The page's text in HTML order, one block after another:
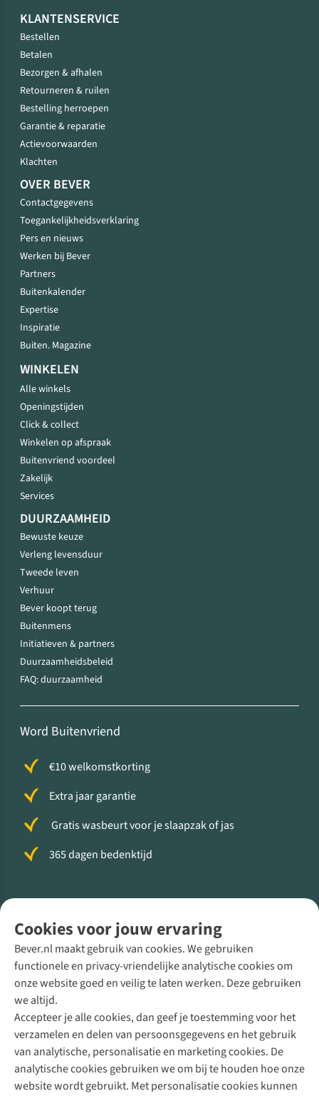
Cookies voor jouw ervaring
Bever.nl maakt gebruik van cookies. We gebruiken
functionele en privacy-vriendelijke analytische cookies om
onze website goed en veilig te laten werken. Deze gebruiken
we altijd.
Accepteer je alle cookies, dan geef je toestemming voor het
verzamelen en delen van persoonsgegevens en het gebruik
van analytische, personalisatie en marketing cookies. De
analytische cookies gebruiken we om bij te houden hoe onze
website wordt gebruikt. Met personalisatie cookies kunnen
KLANTENSERVICE
Bestellen
Betalen
Bezorgen & afhalen
Retourneren & ruilen
Bestelling herroepen
Garantie & reparatie
Actievoorwaarden
Klachten
OVER BEVER
Contactgegevens
Toegankelijkheidsverklaring
Pers en nieuws
Werken bij Bever
Partners
Buitenkalender
Expertise
Inspiratie
Buiten. Magazine
WINKELEN
Alle winkels
Openingstijden
Click & collect
Winkelen op afspraak
Buitenvriend voordeel
Zakelijk
Services
DUURZAAMHEID
Bewuste keuze
Verleng levensduur
Tweede leven
Verhuur
Bever koopt terug
Buitenmens
Initiatieven & partners
Duurzaamheidsbeleid
FAQ: duurzaamheid
Word Buitenvriend
€10 welkomstkorting
Extra jaar garantie
Gratis wasbeurt voor je slaapzak of jas
365 dagen bedenktijd
Direct advies van een Buitenexpert
+31 (0)85 888 50 88
+31 6 12 28 49 80
Contactformulier